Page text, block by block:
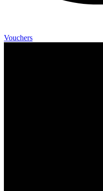
Vouchers